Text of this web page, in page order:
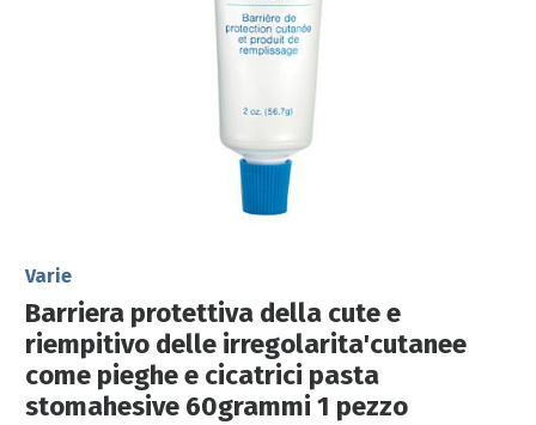
Varie
Barriera protettiva della cute e
riempitivo delle irregolarita'cutanee
come pieghe e cicatrici pasta
stomahesive 60grammi 1 pezzo